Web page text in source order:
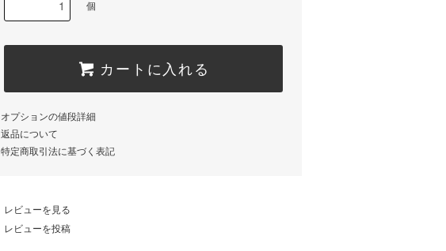
個
カートに入れる
オプションの値段詳細
返品について
特定商取引法に基づく表記
レビューを見る
レビューを投稿